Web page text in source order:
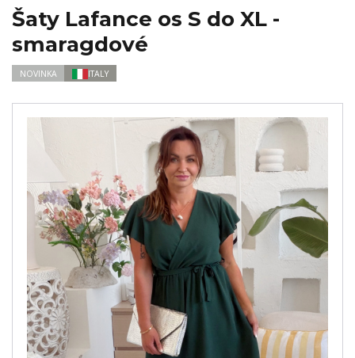
Šaty Lafance os S do XL -
smaragdové
NOVINKA ITALY